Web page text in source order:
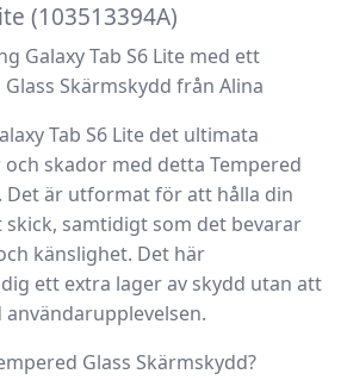
(103513394A)
Galaxy Tab S6 Lite med ett
Skärmskydd från Alina
Tab S6 Lite det ultimata
skador med detta Tempered
. Det är utformat för att hålla din
samtidigt som det bevarar
känslighet. Det här
ett extra lager av skydd utan att
Glass Skärmskydd?